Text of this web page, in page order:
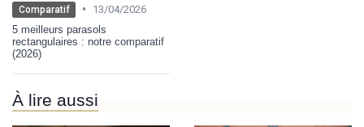
Comparatif •
13/04/2026
5 meilleurs parasols
rectangulaires : notre comparatif
(2026)
À lire aussi